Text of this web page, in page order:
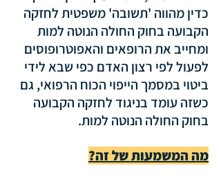
כדין מהווה 'תשובה' משפטית לחזקה
הקבועה בחוק החולה הנוטה למות
ומחייב את הרופאים והאפוטרופוסים
לפעול לפי רצון האדם כפי שבא לידי
ביטוי במסמך הייפוי הכוח הרפואי, גם
כשזה עומד בניגוד לחזקה הקבועה
בחוק החולה הנוטה למות.
מה המשמעות של זה?